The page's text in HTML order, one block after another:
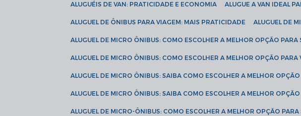
ALUGUÉIS DE VAN: PRATICIDADE E ECONOMIA ALUGUE A VAN IDEAL
ALUGUEL DE ÔNIBUS PARA VIAGEM: MAIS PRATICIDADE ALUGUEL DE
ALUGUEL DE MICRO ÔNIBUS: COMO ESCOLHER A MELHOR OPÇÃO PARA
ALUGUEL DE MICRO ÔNIBUS: COMO ESCOLHER A MELHOR OPÇÃO PARA
ALUGUEL DE MICRO ÔNIBUS: SAIBA COMO ESCOLHER A MELHOR
ALUGUEL DE MICRO ÔNIBUS: SAIBA COMO ESCOLHER A MELHOR
ALUGUEL DE MICRO-ÔNIBUS: COMO ESCOLHER A MELHOR OPÇÃO